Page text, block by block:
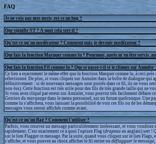
FAQ
Je ne vois pas mes posts, est-ce un bug ?
Que signifie NT ? A quoi cela sert-il ?
Qu'est-ce qu'un modérateur ? Comment puis-je devenir modérateur ?
Que fais la fonction Marquer comme lu ? Pourquoi, après m'en être servis,
Que fais la fonction Fil comme lu ? Que se passe-t-il si je cliques sur Annuler
Ce lien a exactement le même effet que la fonction Marquer comme lu, à ceci
sélectionné. De plus, si vous cliquez sur Annuler dans la boîte de dialogue qui
définitivement : si de nouveaux messages sont postés dans ce fil, ils ne vous
non-lus). Cette fonction est très utile pour des fils de très grande taille qui ne
Si vous avez cliqué par erreur sur Annuler, vous pouvez très facilement défaire
Gestion du marquage dans le menu personnel, sur un forum quelconque. Une
comme lu s'affichera, vous laissant la possibilité de voir ces fils ou de les
messages vous seront affichés comme avant.
Qu'est-ce qu'un flag ? Comment l'utiliser ?
Parfois, vous trouvez un message particulièrement intéressant, et vous voudriez
rapidement. C'est exactement ce à quoi l'option Flag (drapeau en anglais) sert !
sur le lien Flagger ce message. Par la suite, quand vous cliquez sur le lien Flags,
s'affiche, et vous pouvez au choix afficher le fil entier ou déflagguer le